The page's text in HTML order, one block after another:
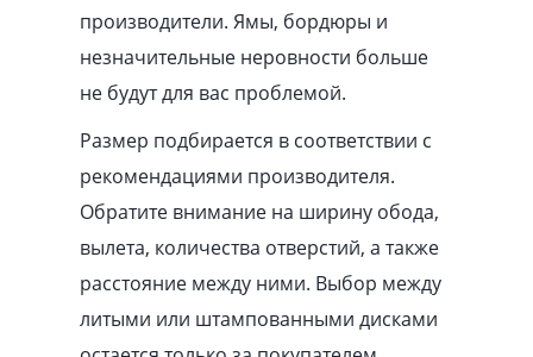
производители. Ямы, бордюры и
незначительные неровности больше
не будут для вас проблемой.
Размер подбирается в соответствии с
рекомендациями производителя.
Обратите внимание на ширину обода,
вылета, количества отверстий, а также
расстояние между ними. Выбор между
литыми или штампованными дисками